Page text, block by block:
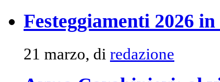
Festeggiamenti 2026
21 marzo, di redazione